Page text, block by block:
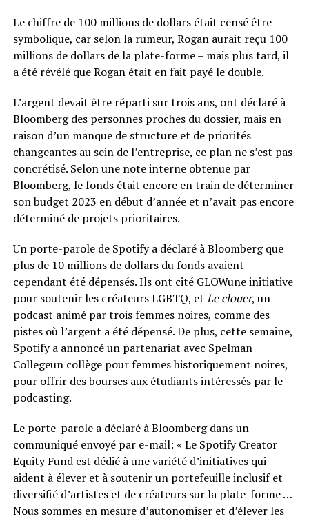
Le chiffre de 100 millions de dollars était censé être
symbolique, car selon la rumeur, Rogan aurait reçu 100
millions de dollars de la plate-forme – mais plus tard, il
a été révélé que Rogan était en fait payé le double.
L’argent devait être réparti sur trois ans, ont déclaré à
Bloomberg des personnes proches du dossier, mais en
raison d’un manque de structure et de priorités
changeantes au sein de l’entreprise, ce plan ne s’est pas
concrétisé. Selon une note interne obtenue par
Bloomberg, le fonds était encore en train de déterminer
son budget 2023 en début d’année et n’avait pas encore
déterminé de projets prioritaires.
Un porte-parole de Spotify a déclaré à Bloomberg que
plus de 10 millions de dollars du fonds avaient
cependant été dépensés. Ils ont cité GLOWune initiative
pour soutenir les créateurs LGBTQ, et Le clouer, un
podcast animé par trois femmes noires, comme des
pistes où l’argent a été dépensé. De plus, cette semaine,
Spotify a annoncé un partenariat avec Spelman
Collegeun collège pour femmes historiquement noires,
pour offrir des bourses aux étudiants intéressés par le
podcasting.
Le porte-parole a déclaré à Bloomberg dans un
communiqué envoyé par e-mail: « Le Spotify Creator
Equity Fund est dédié à une variété d’initiatives qui
aident à élever et à soutenir un portefeuille inclusif et
diversifié d’artistes et de créateurs sur la plate-forme …
Nous sommes en mesure d’autonomiser et d’élever les